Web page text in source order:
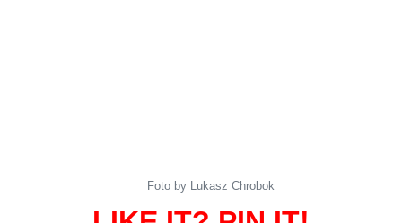
Foto by Lukasz Chrobok